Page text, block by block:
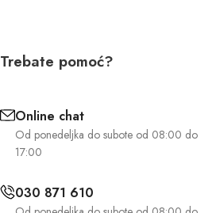
Trebate pomoć?
Online chat
Od ponedeljka do subote od 08:00 do
17:00
030 871 610